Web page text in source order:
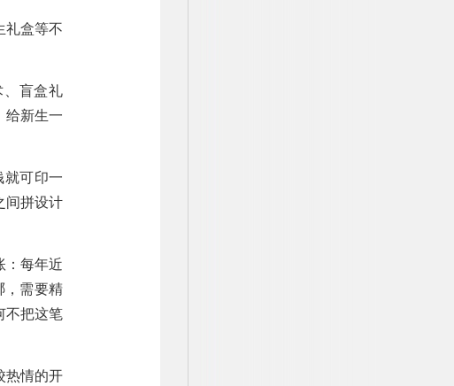
礼盒等不
、盲盒礼
给新生一
就可印一
间拼设计
：每年近
，需要精
不把这笔
热情的开